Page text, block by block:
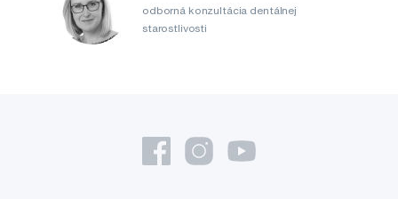
odborná konzultácia dentálnej
starostlivosti